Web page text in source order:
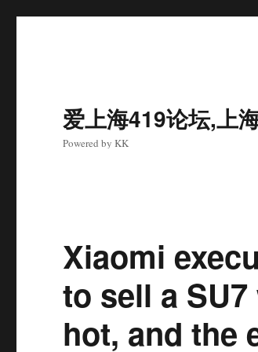
爱上海419论坛,上
Powered by KK
Xiaomi
to sell a
hot, and the